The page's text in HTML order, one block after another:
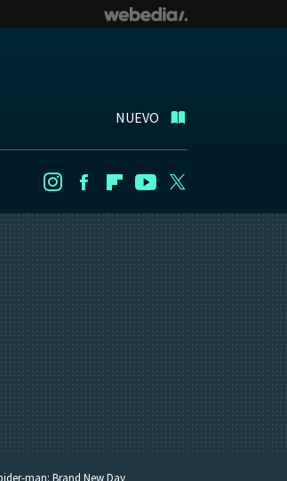
NUEVO
InstagramFacebookFlipboard
Youtube
man: Brand New Day